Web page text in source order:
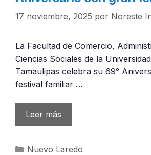
17 noviembre, 2025 por Noreste
La Facultad de Comercio,
Ciencias Sociales de la
Tamaulipas celebra su 69°
festival familiar …
Leer más
Categorías
Nuevo Laredo